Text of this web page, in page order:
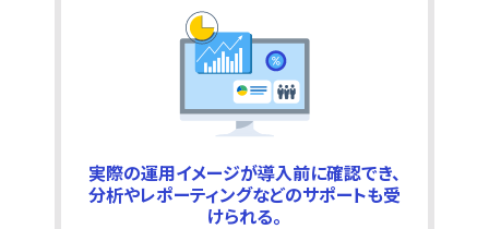
実際の運用イメージが導入前に確認でき、
分析やレポーティングなどのサポートも受
けられる。